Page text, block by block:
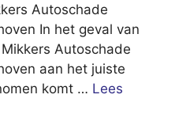
Autoschade
In het geval van
Autoschade
aan het juiste
komt … Lees